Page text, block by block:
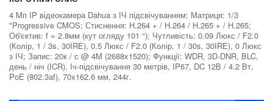
4 Mп IP відеокамера Dahua з ІЧ підсвічуванням; Матриця: 1/3
"Progressive CMOS; Стиснення: H.264 + / H.264 / H.265 + / H.265;
Об'єктив: f = 2.8мм (кут огляду 101 °); Чутливість: 0.09 Люкс / F2.0
(Колір, 1 / 3s, 30IRE), 0.5 Люкс / F2.0 (Колір, 1 / 30s, 30IRE), 0 Люкс
з ІЧ; Запис: 20к / с @ 4M (2688x1520); Функції: WDR, 3D-DNR, BLC,
день / ніч (ICR), Іч-підсвічування 30 метрів, IP67, DC 12В / 4.2 Вт,
PoE (802.3af), 70х162.6 мм, 244г.